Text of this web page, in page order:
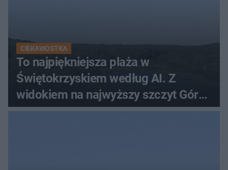
CIEKAWOSTKA
To najpiękniejsza plaża w
Świętokrzyskiem według AI. Z
widokiem na najwyższy szczyt Gór
Świętokrzyskich